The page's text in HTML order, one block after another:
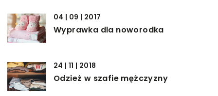
04 | 09 | 2017
Wyprawka dla noworodka
24 | 11 | 2018
Odzież w szafie mężczyzny